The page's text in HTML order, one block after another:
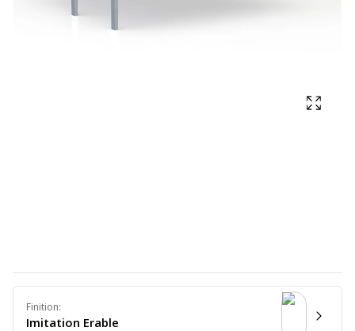
Finition:
Imitation Erable